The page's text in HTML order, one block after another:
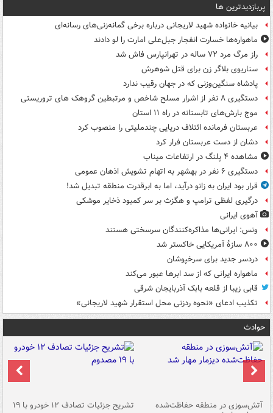
پربازدیدترین ها
بیانیه خانواده شهید لاریجانی درباره برخی گمانه‌زنی‌های رسانه‌ای
ماهواره‌ها خسارت انفجار جبل‌علی امارت را لو دادند
راز مرگ مرد ۷۲ ساله در تهرانپارس فاش شد
سناریوی بلاگر زن برای قتل شوهرش
پادشاه سنگین‌وزنی که در جهان رقیب ندارد
دستگیری ۸ نفر از اشرار مسلح شاخص و مرتبطین گروهک های تروریستی
موج بارش‌های تابستانه در راه ۱۱ استان
عربستان فرمانده ائتلاف دریایی چندملیتی را منصوب کرد
دشان از دست عربستان فرار کرد
مشاهده ۴ پلنگ در ارتفاعات میناب
دستگیری ۶ نفر در بهشهر به اتهام تشویش اذهان عمومی
قرار بود ایران به زانو درآید، اما به ابرقدرت منطقه تبدیل شد!
درگیری لفظی ترامپ و هگزث بر سر کمبود ذخایر موشکی
آهوی ایرانی
ونس: ایرانی‌ها مذاکره‌کنندگان سرسختی هستند
۸۰۰ سازۀ آمریکایی خاکستر شد
دردسر جدید برای سرخپوشان
ماهواره ایرانی که از سد ابرها عبور می‌کند
قابی زیبا از قلعه بابک آذربایجان شرقی
تکذیب ادعای «نحوه ردزنی محل استقرار شهید لاریجانی»
حوادث
آتش‌سوزی در منطقه حفاظت‌شده تشریح جزئیات تصادف ۱۲ خودرو با ۱۹